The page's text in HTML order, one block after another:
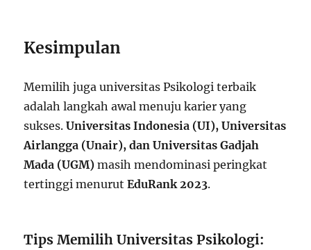
Kesimpulan
Memilih juga universitas Psikologi terbaik
adalah langkah awal menuju karier yang
sukses.Universitas Indonesia (UI), Universitas
Airlangga (Unair), dan Universitas Gadjah
Mada (UGM) masih mendominasi peringkat
tertinggi menurutEduRank 2023.
Tips Memilih Universitas Psikologi: